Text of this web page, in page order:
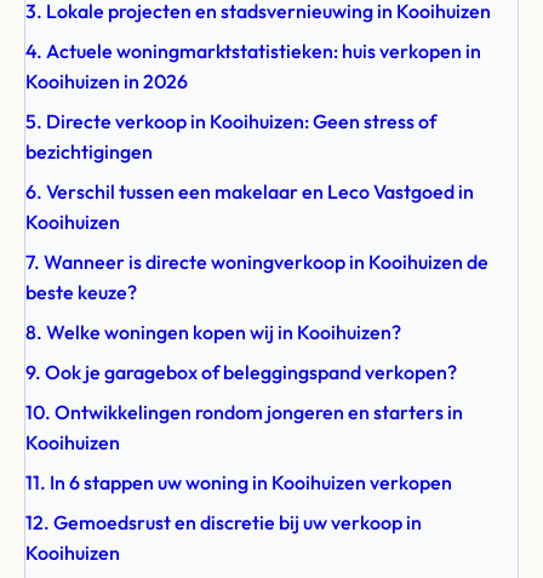
3. Lokale projecten en stadsvernieuwing in Kooihuizen
4. Actuele woningmarktstatistieken: huis verkopen in
Kooihuizen in 2026
5. Directe verkoop in Kooihuizen: Geen stress of
bezichtigingen
6. Verschil tussen een makelaar en Leco Vastgoed in
Kooihuizen
7. Wanneer is directe woningverkoop in Kooihuizen de
beste keuze?
8. Welke woningen kopen wij in Kooihuizen?
9. Ook je garagebox of beleggingspand verkopen?
10. Ontwikkelingen rondom jongeren en starters in
Kooihuizen
11. In 6 stappen uw woning in Kooihuizen verkopen
12. Gemoedsrust en discretie bij uw verkoop in
Kooihuizen